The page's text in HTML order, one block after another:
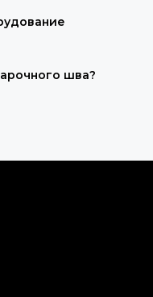
шва?